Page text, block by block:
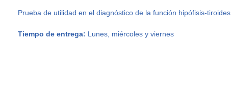
Prueba de utilidad en el diagnóstico de la función hipófisis-tiroides
Tiempo de entrega: Lunes, miércoles y viernes